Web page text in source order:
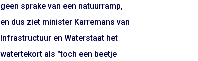
geen sprake van een natuurramp,
en dus ziet minister Karremans van
Infrastructuur en Waterstaat het
watertekort als "toch een beetje